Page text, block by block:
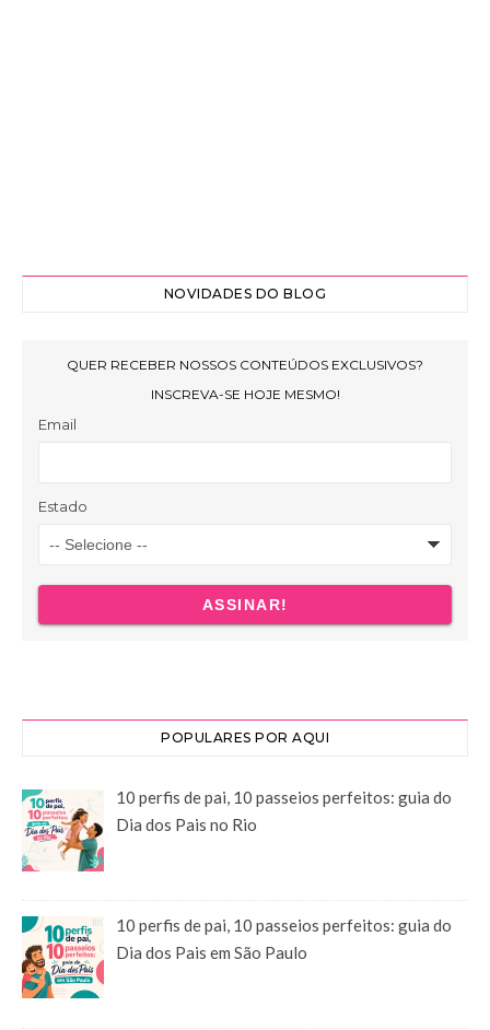
NOVIDADES DO BLOG
POPULARES POR AQUI
10 perfis de pai, 10 passeios perfeitos: guia do
Dia dos Pais no Rio
10 perfis de pai, 10 passeios perfeitos: guia do
Dia dos Pais em São Paulo